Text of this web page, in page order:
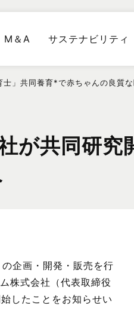
M＆A サステナビリティ
」共同養育*で赤ちゃんの良質
が共同研究
企画・開発・販売を行
株式会社（代表取締役
したことをお知らせい